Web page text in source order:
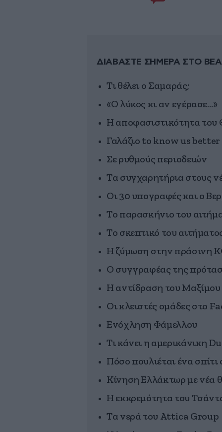
ΔΙΑΒΑΣΤΕ ΣΗΜΕΡΑ ΣΤΟ
Τι θέλει ο Σαμαράς;
«Ο λύκος κι αν εγέρασε…»
Η αποφασιστικότητα του
Γαλάζιο to know us better
Σε ρυθμούς περιοδειών
Τα συγχαρητήρια στους
Οι 30 υπογραφές και ο
Το παρασκήνιο του
Το σκεπτικό του
Η ζύμωση στην πράσινη
Ο συγγραφέας της
Η αντίδραση του Μαξίμου
Οι κλειστές ομάδες στο
Ενόχληση Φάμελλου
Τι κάνει η αμερικάνικη
Πόσο πουλιέται ένα
Κίνηση Ελλάκτωρ με νέα
Η εκκρεμότητα του
Τα νερά του Attica Group